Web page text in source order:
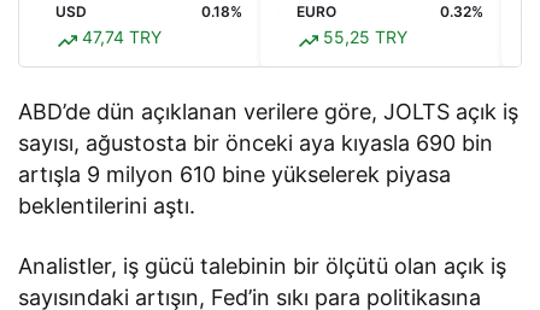
USD 0.18%
47,74 TRY
EURO 0.32%
55,25 TRY
ABD’de dün açıklanan verilere göre, JOLTS açık iş
sayısı, ağustosta bir önceki aya kıyasla 690 bin
artışla 9 milyon 610 bine yükselerek piyasa
beklentilerini aştı.
Analistler, iş gücü talebinin bir ölçütü olan açık iş
sayısındaki artışın, Fed’in sıkı para politikasına